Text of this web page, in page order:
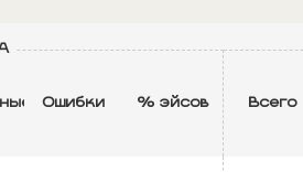
Ошибки % эйсов Всего